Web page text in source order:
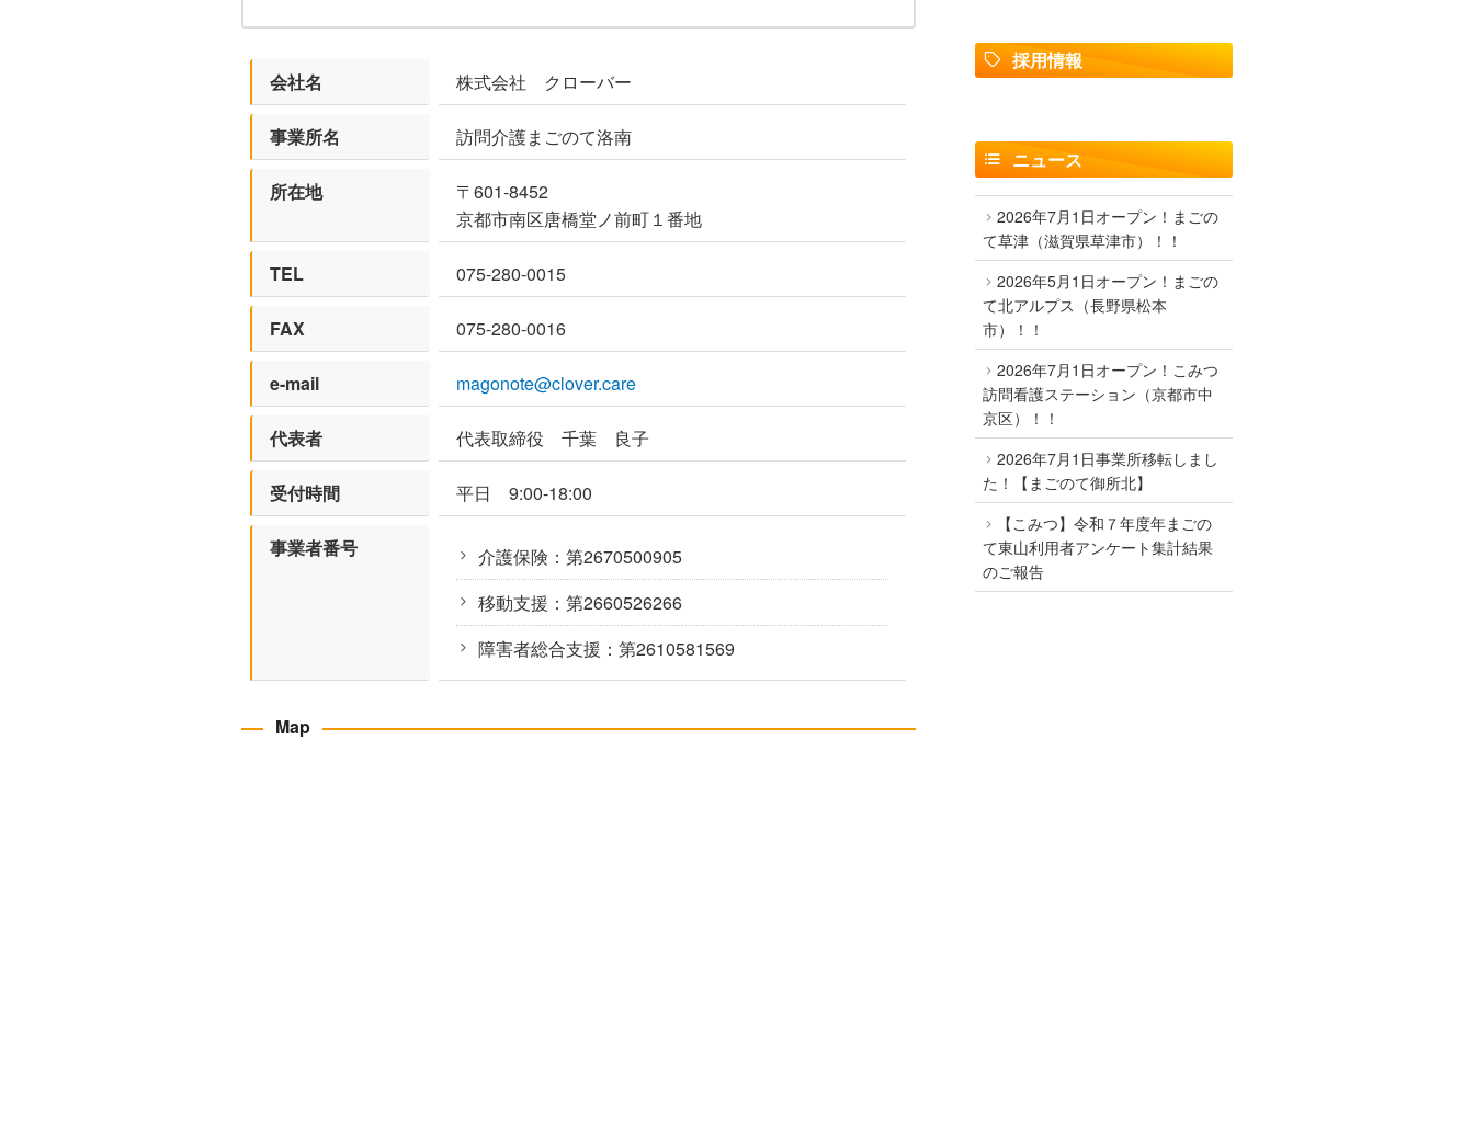
会社名 株式会社 クローバー
事業所名 訪問介護まごのて洛南
所在地
〒601-8452
京都市南区唐橋堂ノ前町１番地
TEL 075-280-0015
FAX 075-280-0016
e-mail magonote@clover.care
代表者 代表取締役 千葉 良子
受付時間 平日 9:00‐18:00
事業者番号
介護保険：第2670500905
移動支援：第2660526266
障害者総合支援：第2610581569
Map
採用情報
ニュース
2026年7月1日オープン！まごの
て草津（滋賀県草津市）！！
2026年5月1日オープン！まごの
て北アルプス（長野県松本
市）！！
2026年7月1日オープン！こみつ
訪問看護ステーション（京都市中
京区）！！
2026年7月1日事業所移転しまし
た！【まごのて御所北】
【こみつ】令和７年度年まごの
て東山利用者アンケート集計結果
のご報告